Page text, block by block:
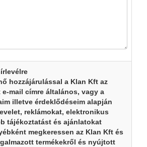
hozzájárulással a Klan Kft az
mail címre általános, vagy a
illetve érdeklődéseim alapján
reklámokat, elektronikus
tájékoztatást és ajánlatokat
megkeressen az Klan Kft és
termékekről és nyújtott